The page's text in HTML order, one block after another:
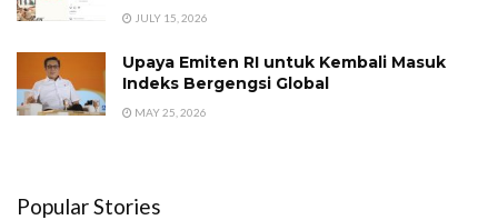
JULY 15, 2026
Upaya Emiten RI untuk Kembali Masuk
Indeks Bergengsi Global
MAY 25, 2026
Popular Stories